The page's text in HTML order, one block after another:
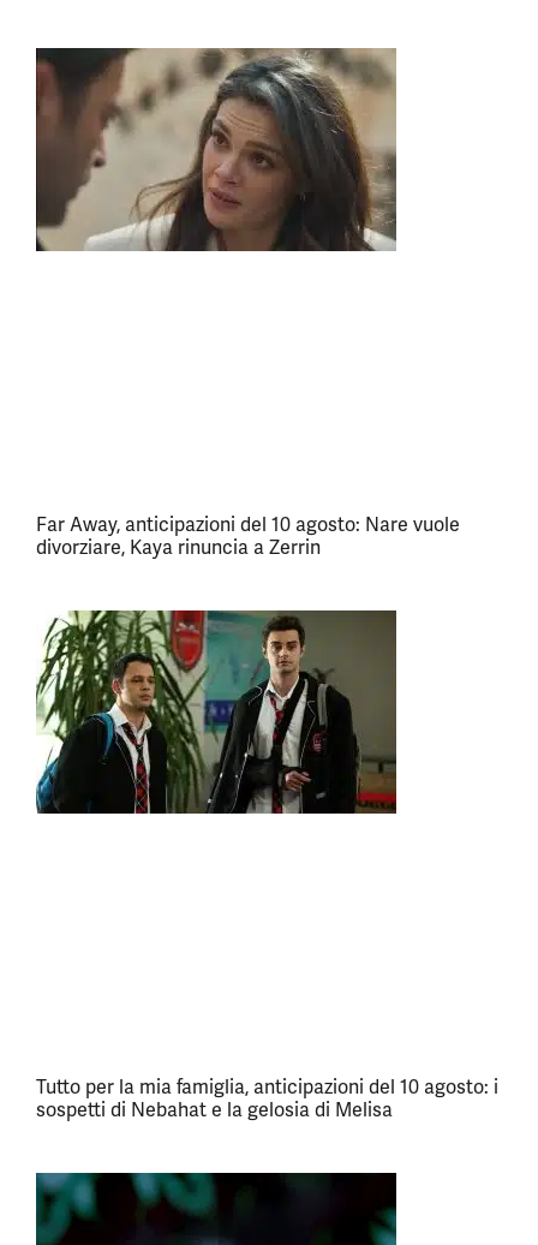
Far Away, anticipazioni del 10 agosto: Nare vuole
divorziare, Kaya rinuncia a Zerrin
Tutto per la mia famiglia, anticipazioni del 10 agosto: i
sospetti di Nebahat e la gelosia di Melisa